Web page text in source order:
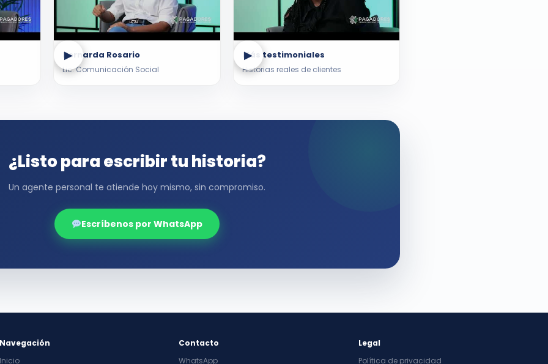
▶
Bernarda Rosario
Lic. Comunicación Social
▶
Más testimoniales
Historias reales de clientes
¿Listo para escribir tu historia?
Un agente personal te atiende hoy mismo, sin compromiso.
Escríbenos por WhatsApp
Navegación
Inicio
Contacto
WhatsApp
Legal
Política de privacidad